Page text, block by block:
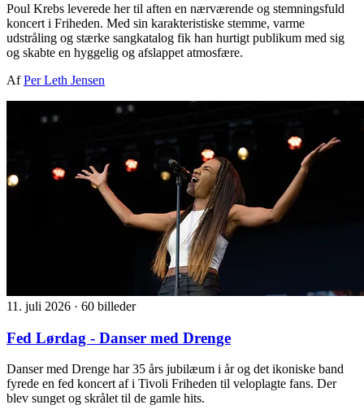
Poul Krebs leverede her til aften en nærværende og stemningsfuld
koncert i Friheden. Med sin karakteristiske stemme, varme
udstråling og stærke sangkatalog fik han hurtigt publikum med sig
og skabte en hyggelig og afslappet atmosfære.
AfPer Leth Jensen
11. juli 2026 · 60 billeder
Fed Lørdag - Danser med Drenge
Danser med Drenge har 35 års jubilæum i år og det ikoniske band
fyrede en fed koncert af i Tivoli Friheden til veloplagte fans. Der
blev sunget og skrålet til de gamle hits.